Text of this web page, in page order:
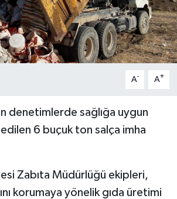
A- A+
denetimlerde sağlığa uygun
6 buçuk ton salça imha
Zabıta Müdürlüğü ekipleri,
korumaya yönelik gıda üretimi